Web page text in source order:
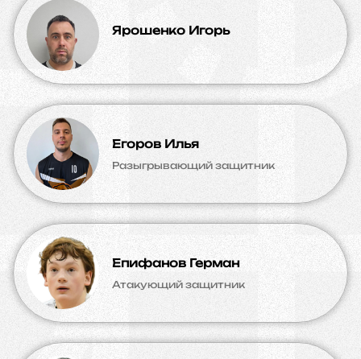
Ярошенко Игорь
Егоров Илья
Разыгрывающий защитник
Епифанов Герман
Атакующий защитник